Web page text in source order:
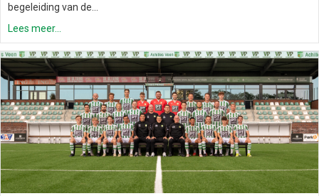
begeleiding van de…
Lees meer...